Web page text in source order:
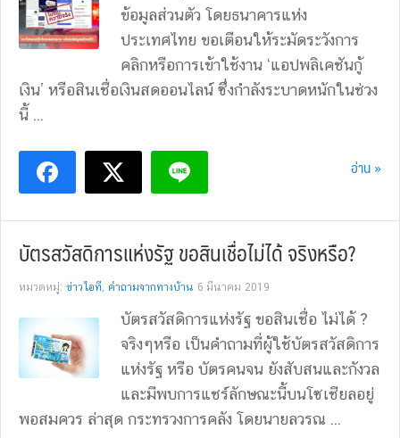
ข้อมูลส่วนตัว โดยธนาคารแห่ง
ประเทศไทย ขอเตือนให้ระมัดระวังการ
คลิกหรือการเข้าใช้งาน ‘แอปพลิเคชันกู้
เงิน’ หรือสินเชื่อเงินสดออนไลน์ ซึ่งกำลังระบาดหนักในช่วง
นี้ ...
อ่าน »
บัตรสวัสดิการแห่งรัฐ ขอสินเชื่อไม่ได้ จริงหรือ?
หมวดหมู่: ข่าวไอที, คำถามจากทางบ้าน 6 มีนาคม 2019
บัตรสวัสดิการแห่งรัฐ ขอสินเชื่อ ไม่ได้ ?
จริงๆหรือ เป็นคำถามที่ผู้ใช้บัตรสวัสดิการ
แห่งรัฐ หรือ บัตรคนจน ยังสับสนและกังวล
และมีพบการแชร์ลักษณะนี้บนโซเชียลอยู่
พอสมควร ล่าสุด กระทรวงการคลัง โดยนายลวรณ ...